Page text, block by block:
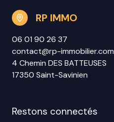
RP IMMO
06 01 90 26 37
contact@rp-immobilier.com
4 Chemin DES BATTEUSES
17350 Saint-Savinien
Restons connectés